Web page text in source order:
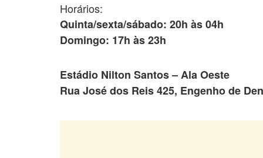
Horários:
Quinta/sexta/sábado: 20h às 04h
Domingo: 17h às 23h
Estádio Nilton Santos – Ala Oeste
Rua José dos Reis 425, Engenho de